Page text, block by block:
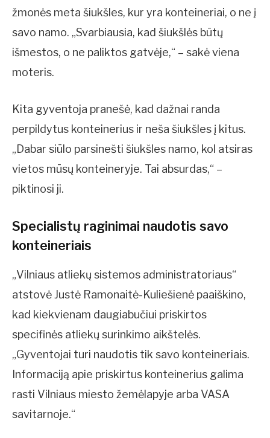
žmonės meta šiukšles, kur yra konteineriai, o ne į
savo namo. „Svarbiausia, kad šiukšlės būtų
išmestos, o ne paliktos gatvėje,“ – sakė viena
moteris.
Kita gyventoja pranešė, kad dažnai randa
perpildytus konteinerius ir neša šiukšles į kitus.
„Dabar siūlo parsinešti šiukšles namo, kol atsiras
vietos mūsų konteineryje. Tai absurdas,“ –
piktinosi ji.
Specialistų raginimai naudotis savo
konteineriais
„Vilniaus atliekų sistemos administratoriaus“
atstovė Justė Ramonaitė-Kuliešienė paaiškino,
kad kiekvienam daugiabučiui priskirtos
specifinės atliekų surinkimo aikštelės.
„Gyventojai turi naudotis tik savo konteineriais.
Informaciją apie priskirtus konteinerius galima
rasti Vilniaus miesto žemėlapyje arba VASA
savitarnoje.“